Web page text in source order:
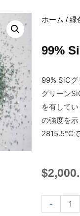
ホーム /緑
99%
99% SiC
グリーン
を有して
の強度を
2815.5°C
$
-